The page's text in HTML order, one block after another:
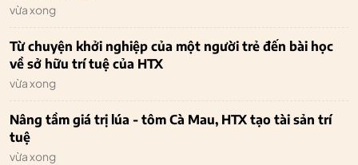
vừa xong
Từ chuyện khởi nghiệp của một người trẻ đến bài học
về sở hữu trí tuệ của HTX
vừa xong
Nâng tầm giá trị lúa - tôm Cà Mau, HTX tạo tài sản trí
tuệ
vừa xong